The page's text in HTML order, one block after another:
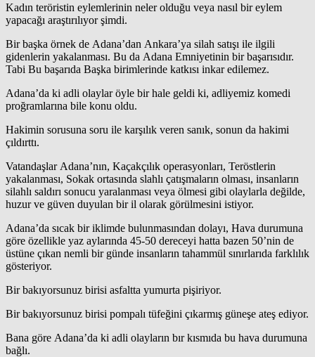
Kadın teröristin eylemlerinin neler olduğu veya nasıl bir eylem
yapacağı araştırılıyor şimdi.
Bir başka örnek de Adana’dan Ankara’ya silah satışı ile ilgili
gidenlerin yakalanması. Bu da Adana Emniyetinin bir başarısıdır.
Tabi Bu başarıda Başka birimlerinde katkısı inkar edilemez.
Adana’da ki adli olaylar öyle bir hale geldi ki, adliyemiz komedi
proğramlarına bile konu oldu.
Hakimin sorusuna soru ile karşılık veren sanık, sonun da hakimi
çıldırttı.
Vatandaşlar Adana’nın, Kaçakçılık operasyonları, Teröstlerin
yakalanması, Sokak ortasında slahlı çatışmaların olması, insanların
silahlı saldırı sonucu yaralanması veya ölmesi gibi olaylarla değilde,
huzur ve güven duyulan bir il olarak görülmesini istiyor.
Adana’da sıcak bir iklimde bulunmasından dolayı, Hava durumuna
göre özellikle yaz aylarında 45-50 dereceyi hatta bazen 50’nin de
üstüne çıkan nemli bir günde insanların tahammül sınırlarıda farklılık
gösteriyor.
Bir bakıyorsunuz birisi asfaltta yumurta pişiriyor.
Bir bakıyorsunuz birisi pompalı tüfeğini çıkarmış güneşe ateş ediyor.
Bana göre Adana’da ki adli olayların bır kısmıda bu hava durumuna
bağlı.